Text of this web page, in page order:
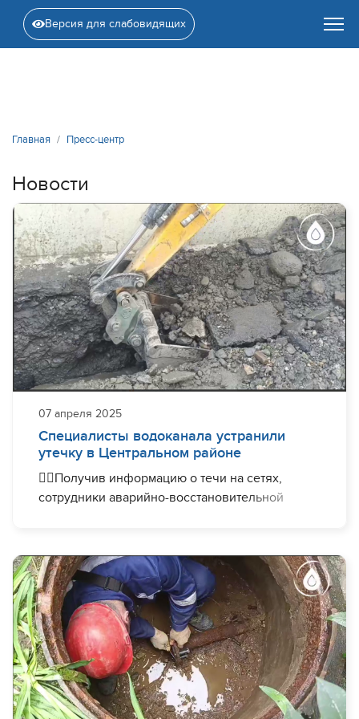
Версия для слабовидящих
Главная Пресс-центр
Новости
Специалисты водоканала устранили
утечку в Центральном районе
07 апреля 2025
👷‍♂️Получив информацию о течи на сетях,
сотрудники аварийно-восстановительной
пер.Волжский.
🔧Было обнаружено место повреждения, далее
на водоводе диаметром 500 мм был проведён
необходимый комплекс работ.
💧Бригада работала без отключения системы
водоснабжения.